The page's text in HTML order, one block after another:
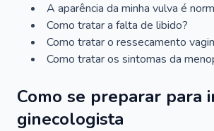
A aparência da minha vulva é
Como tratar a falta de libido?
Como tratar o ressecamento
Como tratar os sintomas da
Como se preparar para
ginecologista